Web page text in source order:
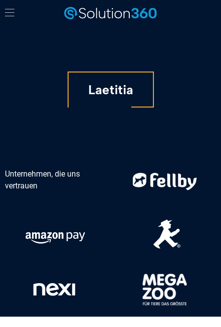
Laetitia
Unternehmen, die uns
vertrauen